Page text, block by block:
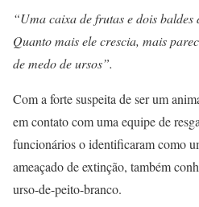
“Uma caixa de frutas e dois baldes
Quanto mais ele crescia, mais
de medo de ursos”.
Com a forte suspeita de ser um
em contato com uma equipe de
funcionários o identificaram como
ameaçado de extinção, também
urso-de-peito-branco.